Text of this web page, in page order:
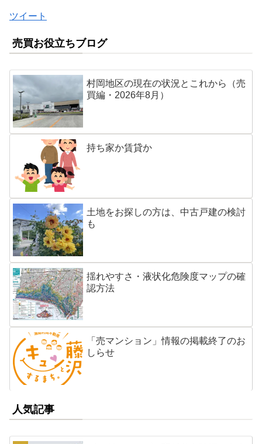
ツイート
売買お役立ちブログ
村岡地区の現在の状況とこれから（売
買編・2026年8月）
持ち家か賃貸か
土地をお探しの方は、中古戸建の検討
も
揺れやすさ・液状化危険度マップの確
認方法
「売マンション」情報の掲載終了のお
しらせ
人気記事